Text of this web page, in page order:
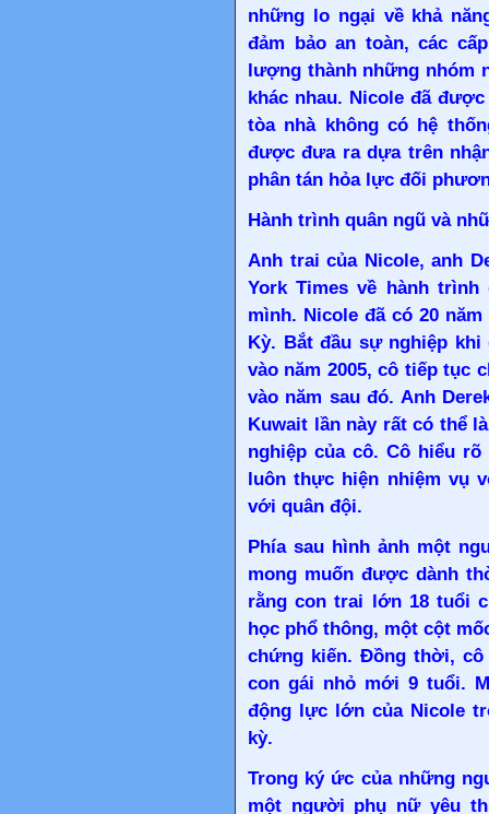
những lo ngại về khả
đảm bảo an toàn, các
lượng thành những nhóm
khác nhau. Nicole đã
tòa nhà không có hệ
được đưa ra dựa trên
phân tán hỏa lực đối
Hành trình quân ngũ và
Anh trai của Nicole, anh
York Times về hành
mình. Nicole đã có 20
Kỳ. Bắt đầu sự nghiệp
vào năm 2005, cô tiếp tục
vào năm sau đó. Anh
Kuwait lần này rất có thể
nghiệp của cô. Cô hiểu
luôn thực hiện nhiệm vụ
với quân đội.
Phía sau hình ảnh một
mong muốn được dành
rằng con trai lớn 18 tuổi
học phổ thông, một cột
chứng kiến. Đồng thời,
con gái nhỏ mới 9 tuổi.
động lực lớn của Nicole
kỳ.
Trong ký ức của những
một người phụ nữ yêu